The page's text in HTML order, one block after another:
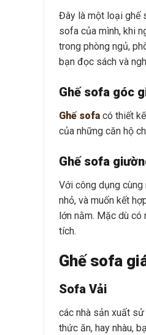
Đây là một loại ghế
sofa của mình, khi
trong phòng ngủ,
bạn đọc sách và
Ghế sofa góc
Ghế sofa có thiết
của những căn hộ
Ghế sofa
Với công dụng
nhỏ, và muốn kết
lớn nằm. Mặc dù
tích.
Ghế sofa
Sofa Vải
các nhà sản xuất
thức ăn, hay nhàu,